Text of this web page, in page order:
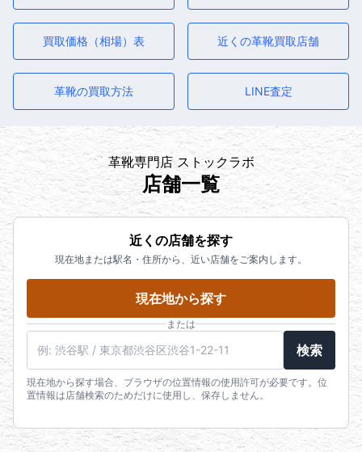
買取価格（相場）表 近くの革靴買取店舗
革靴の買取方法 LINE査定
革靴専門店 ストックラボ
店舗一覧
近くの店舗を探す
現在地または駅名・住所から、近い店舗をご案内します。
現在地から探す
または
検索
現在地から探す場合、ブラウザの位置情報の使用許可が必要です。位
置情報は店舗検索のためだけに使用し、保存しません。